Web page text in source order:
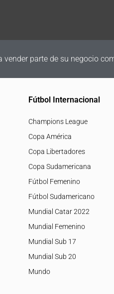
vender parte de su negocio
Fútbol Internacional
Champions League
Copa América
Copa Libertadores
Copa Sudamericana
Fútbol Femenino
Fútbol Sudamericano
Mundial Catar 2022
Mundial Femenino
Mundial Sub 17
Mundial Sub 20
Mundo